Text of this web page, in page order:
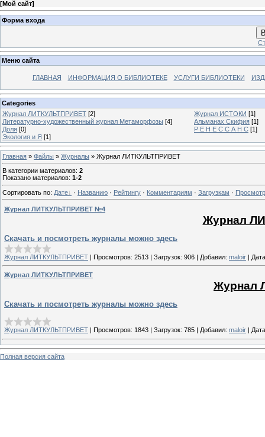
[Мой сайт]
Форма входа
Меню сайта
ГЛАВНАЯ ИНФОРМАЦИЯ О БИБЛИОТЕКЕ УСЛУГИ БИБЛИОТЕКИ
Categories
Журнал ЛИТКУЛЬТПРИВЕТ [2] Журнал ИСТОКИ [1]
Литературно-художественный журнал Mетаморфозы [4] Альманах Скифия [1]
Доля [0] Р Е Н Е С С А Н С [1]
Экология и Я [1]
Главная » Файлы » Журналы » Журнал ЛИТКУЛЬТПРИВЕТ
В категории материалов: 2
Показано материалов: 1-2
Сортировать по: Дате · Названию · Рейтингу · Комментариям · Загрузкам ·
Журнал ЛИТКУЛЬТПРИВЕТ №4
Журнал
Скачать и посмотреть журналы можно здесь
Журнал ЛИТКУЛЬТПРИВЕТ | Просмотров: 2513 | Загрузок: 906 | Добавил: maloir |
Журнал ЛИТКУЛЬТПРИВЕТ
Журнал
Скачать и посмотреть журналы можно здесь
Журнал ЛИТКУЛЬТПРИВЕТ Просмотров: 1843 Загрузок: 785 Добавил: maloir
Полная версия сайта